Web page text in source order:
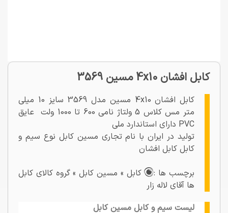
کابل افشان 4x10 مسین 3569
کابل افشان 4x10 مسین مدل 3569 سایز 10 میلی
متر مس کلاس 5 ولتاژ نامی 600 تا 1000 ولت عایق
PVC دارای استاندارد ملی
تولید در ایران با نام تجاری مسین کابل نوع سیم و
کابل کابل افشان
برچسب ها :
کابل » مسین کابل » گروه کالای کابل
ها آقای لاله زار
لیست سیم و کابل مسین کابل